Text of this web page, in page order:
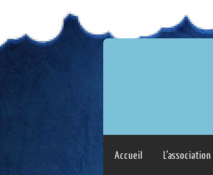
Accueil L’association